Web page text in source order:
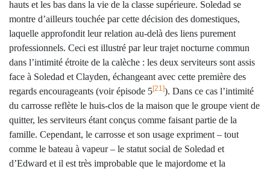
hauts et les bas dans la vie de la classe supérieure. Soledad se
montre d’ailleurs touchée par cette décision des domestiques,
laquelle approfondit leur relation au-delà des liens purement
professionnels. Ceci est illustré par leur trajet nocturne commun
dans l’intimité étroite de la calèche : les deux serviteurs sont assis
face à Soledad et Clayden, échangeant avec cette première des
regards encourageants (voir épisode 5[21]). Dans ce cas l’intimité
du carrosse reflète le huis-clos de la maison que le groupe vient de
quitter, les serviteurs étant conçus comme faisant partie de la
famille. Cependant, le carrosse et son usage expriment – tout
comme le bateau à vapeur – le statut social de Soledad et
d’Edward et il est très improbable que le majordome et la